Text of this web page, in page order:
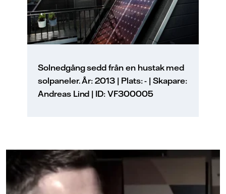
Solnedgång sedd från en hustak med
solpaneler. År: 2013 | Plats: - | Skapare:
Andreas Lind | ID: VF300005